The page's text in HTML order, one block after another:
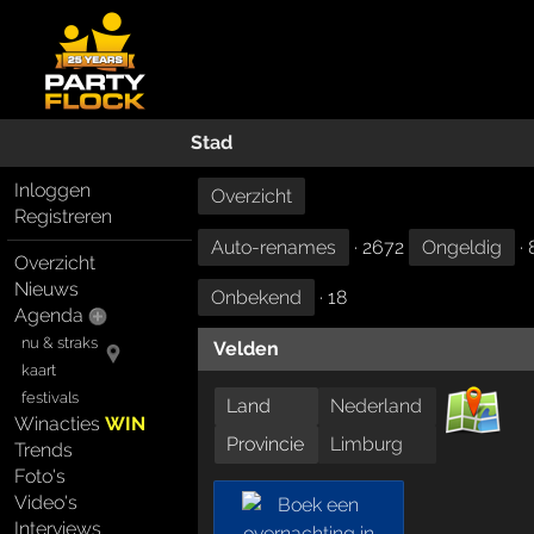
Stad
Inloggen
Registreren
Overzicht
Nieuws
Agenda
nu & straks
kaart
festivals
WinactiesWIN
Trends
Foto's
Video's
Interviews
Overzicht
Auto-renames · 2672 Ongeldig ·
Onbekend · 18
Velden
Land
Nederland
Provincie
Limburg